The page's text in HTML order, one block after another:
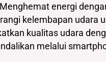
energi
kelembapan udara
kualitas udara
melalui